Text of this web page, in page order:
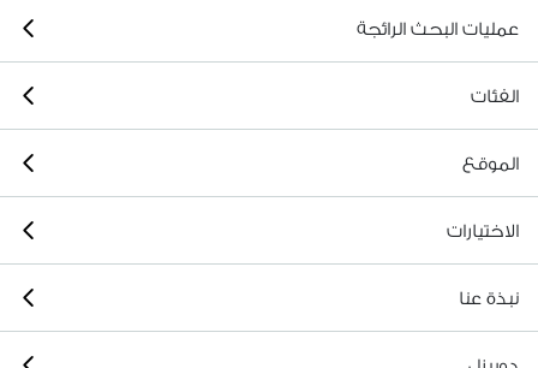
عمليات البحث الرائجة
الفئات
الموقع
الاختيارات
نبذة عنا